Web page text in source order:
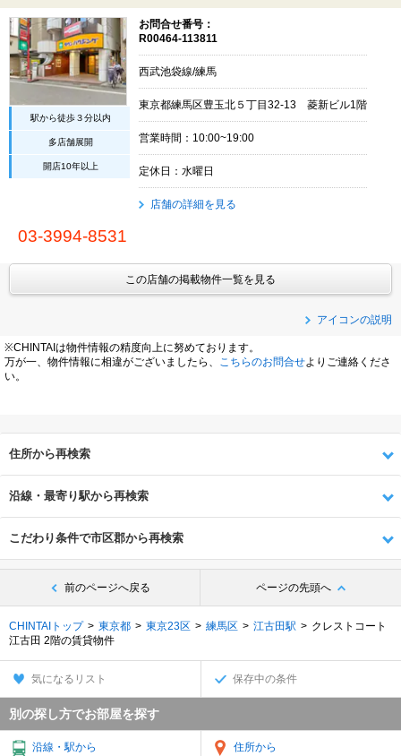
駅から徒歩３分以内
多店舗展開
開店10年以上
お問合せ番号：
R00464-113811
西武池袋線/練馬
東京都練馬区豊玉北５丁目32-13 菱新ビル1階
営業時間：10:00~19:00
定休日：水曜日
店舗の詳細を見る
03-3994-8531
この店舗の掲載物件一覧を見る
アイコンの説明
※CHINTAIは物件情報の精度向上に努めております。
万が一、物件情報に相違がございましたら、
こちらのお問合せよりご連絡くださ
い。
住所から再検索
沿線・最寄り駅から再検索
こだわり条件で市区郡から再検索
前のページへ戻る ページの先頭へ
CHINTAIトップ 東京都 東京23区 練馬区 江古田駅
クレストコート
江古田 2階の賃貸物件
気になるリスト 保存中の条件
別の探し方でお部屋を探す
沿線・駅から 住所から